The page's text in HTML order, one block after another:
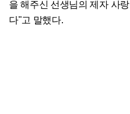
을 해주신 선생님의 제자 사
다"고 말했다.